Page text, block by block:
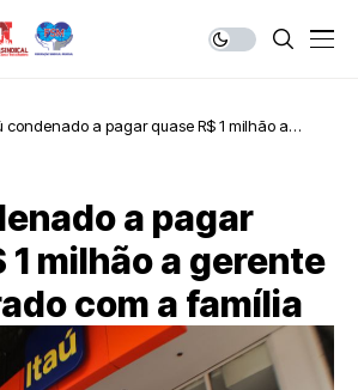
condenado a pagar quase R$ 1 milhão a
a pagar
1 milhão a gerente
com a família